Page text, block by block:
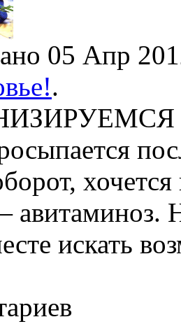
05 Апр
.
авитаминоз.
искать